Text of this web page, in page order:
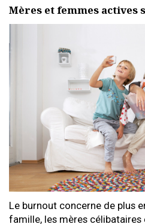
Mères et femmes actives
Le burnout concerne de plus
famille, les mères célibataires